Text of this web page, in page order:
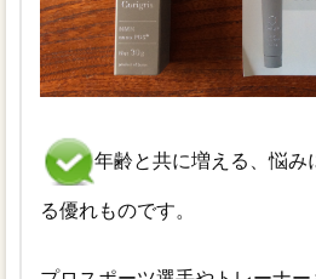
年齢と共に増える、悩み
る優れものです。